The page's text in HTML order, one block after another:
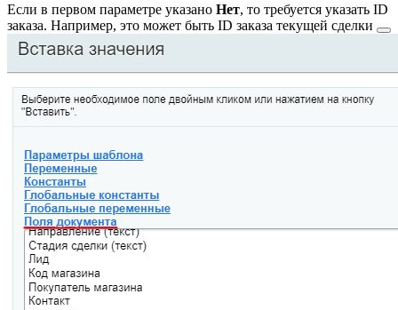
Если в первом параметре указано Нет, то требуется указать ID
заказа. Например, это может быть ID заказа текущей сделки